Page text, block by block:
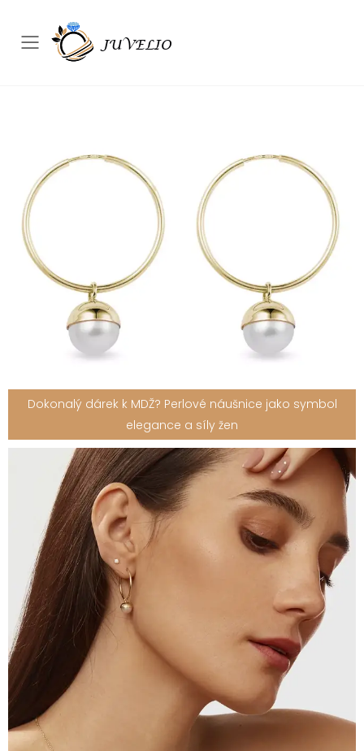
Přepínač mobilního menu
Dokonalý dárek k MDŽ? Perlové náušnice jako symbol
elegance a síly žen